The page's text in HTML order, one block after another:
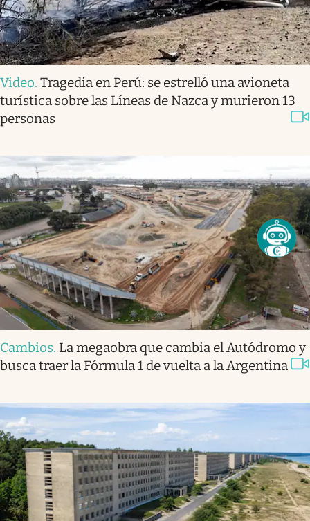
Video. Tragedia en Perú: se estrelló una avioneta
turística sobre las Líneas de Nazca y murieron 13
personas
Cambios. La megaobra que cambia el Autódromo y
busca traer la Fórmula 1 de vuelta a la Argentina